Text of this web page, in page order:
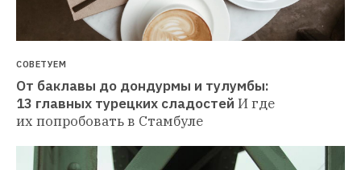
СОВЕТУЕМ
От баклавы до дондурмы и тулумбы:
13 главных турецких сладостей И где
их попробовать в Стамбуле